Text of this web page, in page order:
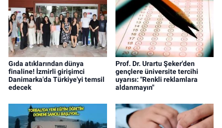
Gıda atıklarından dünya
finaline! İzmirli girişimci
Danimarka'da Türkiye'yi temsil
edecek
Prof. Dr. Urartu Şeker'den
gençlere üniversite tercihi
uyarısı: "Renkli reklamlara
aldanmayın"